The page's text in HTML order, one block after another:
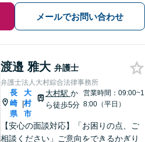
メールでお問い合わせ
渡邉 雅大 弁護士
弁護士法人大村綜合法律事務所
長
崎
県
|
大
村
市
大村駅 か
ら徒歩5分
営業時間：09:00~1
8:00（平日）
【安心の面談対応】「お困りの点、ご
相談ください」ご意向をできるかぎり